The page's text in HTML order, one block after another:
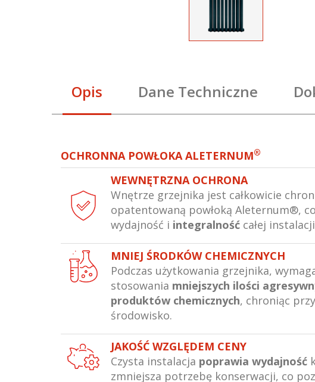
Opis Dane Techniczne
OCHRONNA POWŁOKA ALETERNUM®
WEWNĘTRZNA OCHRONA
Wnętrze grzejnika jest całkowicie
opatentowaną powłoką Aleternum®,
wydajność i integralność całej
MNIEJ ŚRODKÓW CHEMICZNYCH
Podczas użytkowania grzejnika,
stosowania mniejszych ilości
produktów chemicznych, chroniąc
środowisko.
JAKOŚĆ WZGLĘDEM CENY
Czysta instalacja poprawia wydajność
zmniejsza potrzebę konserwacji, co